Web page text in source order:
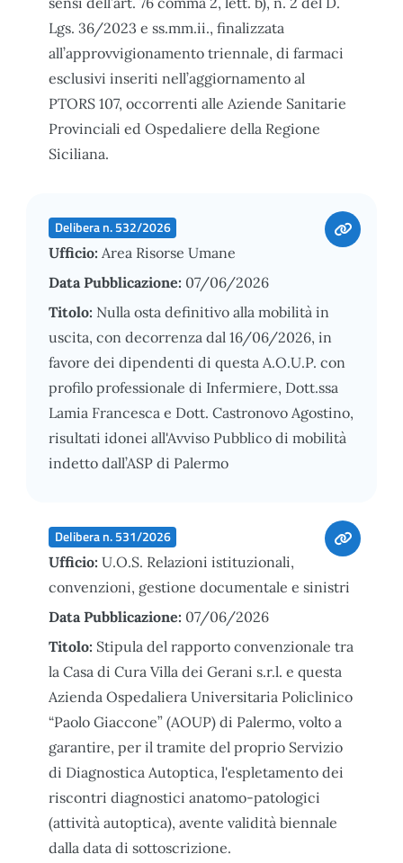
Lgs. 36/2023 e ss.mm.ii., finalizzata
all’approvvigionamento triennale, di farmaci
esclusivi inseriti nell’aggiornamento al
PTORS 107, occorrenti alle Aziende Sanitarie
Provinciali ed Ospedaliere della Regione
Siciliana.
Delibera n. 532/2026
Ufficio: Area Risorse Umane
Data Pubblicazione: 07/06/2026
Titolo: Nulla osta definitivo alla mobilità in
uscita, con decorrenza dal 16/06/2026, in
favore dei dipendenti di questa A.O.U.P. con
profilo professionale di Infermiere, Dott.ssa
Lamia Francesca e Dott. Castronovo Agostino,
risultati idonei all'Avviso Pubblico di mobilità
indetto dall’ASP di Palermo
Delibera n. 531/2026
Ufficio: U.O.S. Relazioni istituzionali,
convenzioni, gestione documentale e sinistri
Data Pubblicazione: 07/06/2026
Titolo: Stipula del rapporto convenzionale tra
la Casa di Cura Villa dei Gerani s.r.l. e questa
Azienda Ospedaliera Universitaria Policlinico
“Paolo Giaccone” (AOUP) di Palermo, volto a
garantire, per il tramite del proprio Servizio
di Diagnostica Autoptica, l'espletamento dei
riscontri diagnostici anatomo-patologici
(attività autoptica), avente validità biennale
dalla data di sottoscrizione.